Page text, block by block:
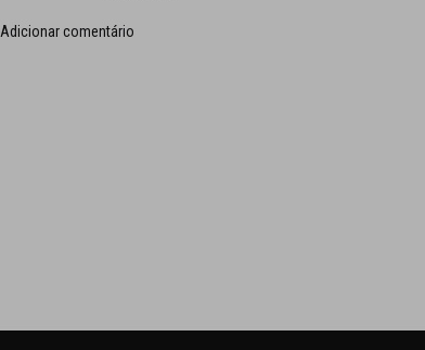
Adicionar comentário